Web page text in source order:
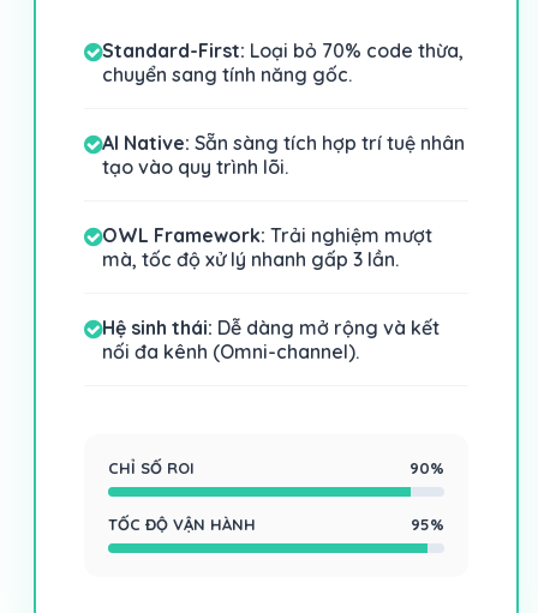
Standard-First: Loại bỏ 70% code thừa,
chuyển sang tính năng gốc.
AI Native: Sẵn sàng tích hợp trí tuệ nhân
tạo vào quy trình lõi.
OWL Framework: Trải nghiệm mượt
mà, tốc độ xử lý nhanh gấp 3 lần.
Hệ sinh thái: Dễ dàng mở rộng và kết
nối đa kênh (Omni-channel).
CHỈ SỐ ROI 90%
TỐC ĐỘ VẬN HÀNH 95%